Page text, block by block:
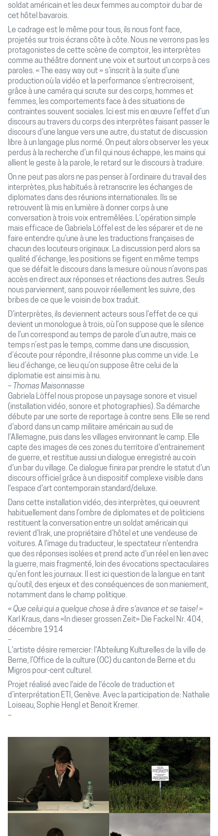
soldat américain et les deux femmes au comptoir du bar de
cet hôtel bavarois.
Le cadrage est le même pour tous, ils nous font face,
projetés sur trois écrans côte à côte. Nous ne verrons pas les
protagonistes de cette scène de comptoir, les interprètes
comme au théâtre donnent une voix et surtout un corps à ces
paroles. « The easy way out » s’inscrit à la suite d’une
production où la vidéo et la performance s’entrecroisent,
grâce à une caméra qui scrute sur des corps, hommes et
femmes, les comportements face à des situations de
contraintes souvent sociales. Ici est mis en œuvre l’effet d’un
discours au travers du corps des interprètes faisant passer le
discours d’une langue vers une autre, du statut de discussion
libre à un langage plus normé. On peut alors observer les yeux
perdus à la recherche d’un fil qui nous échappe, les mains qui
allient le geste à la parole, le retard sur le discours à traduire.
On ne peut pas alors ne pas penser à l’ordinaire du travail des
interprètes, plus habitués à retranscrire les échanges de
diplomates dans des réunions internationales. Ils se
retrouvent là mis en lumière à donner corps à une
conversation à trois voix entremêlées. L’opération simple
mais efficace de Gabriela Löffel est de les séparer et de ne
faire entendre qu’une à une les traductions françaises de
chacun des locuteurs originaux. La discussion perd alors sa
qualité d’échange, les positions se figent en même temps
que se défait le discours dans la mesure où nous n’avons pas
accès en direct aux réponses et réactions des autres. Seuls
nous parviennent, sans pouvoir réellement les suivre, des
bribes de ce que le voisin de box traduit.
D’interprètes, ils deviennent acteurs sous l’effet de ce qui
devient un monologue à trois, où l’on suppose que le silence
de l’un correspond au temps de parole d’un autre, mais ce
temps n’est pas le temps, comme dans une discussion,
d’écoute pour répondre, il résonne plus comme un vide. Le
lieu d’échange, ce lieu qu’on suppose être celui de la
diplomatie est ainsi mis à nu.
Thomas Maisonnasse
Gabriela Löffel nous propose un paysage sonore et visuel
(installation vidéo, sonore et photographies). Sa démarche
débute par une sorte de reportage à contre sens. Elle se rend
d'abord dans un camp militaire américain au sud de
l'Allemagne, puis dans les villages environnant le camp. Elle
capte des images de ces zones du territoire d'entrainement
de guerre, et restitue aussi un dialogue enregistré au coin
d'un bar du village. Ce dialogue finira par prendre le statut d'un
discours officiel grâce à un dispositif complexe visible dans
l'espace d'art contemporain standard/deluxe.
Dans cette installation vidéo, des interprètes, qui oeuvrent
habituellement dans l’ombre de diplomates et de politiciens
restituent la conversation entre un soldat américain qui
revient d’Irak, une propriétaire d’hôtel et une vendeuse de
voitures. A l'image du traducteur, le spectateur n'entendra
que des réponses isolées et prend acte d'un réel en lien avec
la guerre, mais fragmenté, loin des évocations spectaculaires
qu'en font les journaux. Il est ici question de la langue en tant
qu’outil, des enjeux et des conséquences de son maniement,
notamment dans le champ politique.
« Que celui qui a quelque chose à dire s‘avance et se taise! »
Karl Kraus, dans «In dieser grossen Zeit» Die Fackel Nr. 404,
décembre 1914
L'artiste désire remercier: l'Abteilung Kulturelles de la ville de
Berne, l’Office de la culture (OC) du canton de Berne et du
Migros pour-cent culturel.
Projet réalisé avec l‘aide de l‘école de traduction et
d’interprétation ETI, Genève. Avec la participation de: Nathalie
Loiseau, Sophie Hengl et Benoit Kremer.